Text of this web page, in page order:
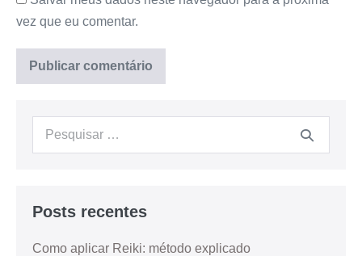
vez que eu comentar.
Posts recentes
Como aplicar Reiki: método explicado